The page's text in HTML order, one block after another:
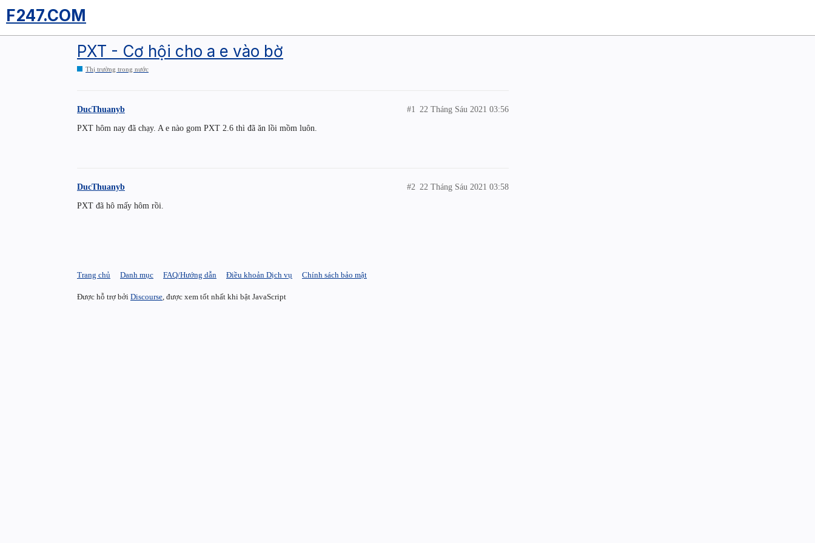
F247.COM
PXT - Cơ hội cho a e vào bờ
Thị trường trong nước
DucThuanyb 22 Tháng Sáu 2021 03:56
#1
PXT hôm nay đã chạy. A e nào gom PXT 2.6 thì đã ăn lồi mồm luôn.
DucThuanyb 22 Tháng Sáu 2021 03:58
#2
PXT đã hô mấy hôm rồi.
Trang chủ Danh mục FAQ/Hướng dẫn Điều khoản Dịch vụ Chính sách bảo mật
Được hỗ trợ bởi Discourse , được xem tốt nhất khi bật JavaScript